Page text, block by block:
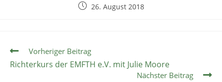
26. August 2018
Vorheriger Beitrag
Richterkurs der EMFTH e.V. mit Julie Moore
Nächster Beitrag